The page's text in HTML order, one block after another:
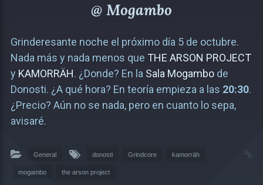
@ Mogambo
Grinderesante noche el próximo día 5 de octubre.
Nada más y nada menos que THE ARSON PROJECT
y KAMORRÄH. ¿Donde? En la Sala Mogambode
Donosti. ¿A qué hora? En teoría empieza a las 20:30.
¿Precio? Aún no se nada, pero en cuanto lo sepa,
avisaré.
General donosti Grindcore kamorräh
mogambo the arson project